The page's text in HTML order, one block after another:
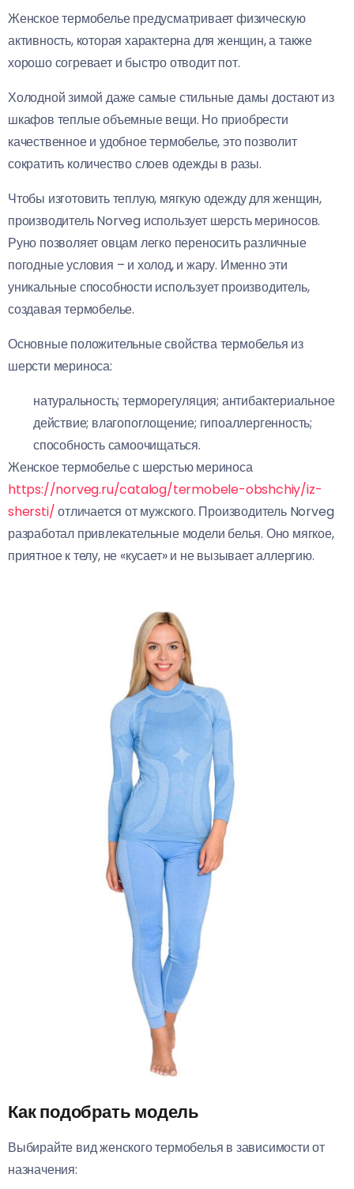
Женское термобелье предусматривает физическую
активность, которая характерна для женщин, а также
хорошо согревает и быстро отводит пот.
Холодной зимой даже самые стильные дамы достают из
шкафов теплые объемные вещи. Но приобрести
качественное и удобное термобелье, это позволит
сократить количество слоев одежды в разы.
Чтобы изготовить теплую, мягкую одежду для женщин,
производитель Norveg использует шерсть мериносов.
Руно позволяет овцам легко переносить различные
погодные условия – и холод, и жару. Именно эти
уникальные способности использует производитель,
создавая термобелье.
Основные положительные свойства термобелья из
шерсти мериноса:
натуральность; терморегуляция; антибактериальное
действие; влагопоглощение; гипоаллергенность;
способность самоочищаться.
Женское термобелье с шерстью мериноса
https://norveg.ru/catalog/termobele-obshchiy/iz-
shersti/отличается от мужского. Производитель Norveg
разработал привлекательные модели белья. Оно мягкое,
приятное к телу, не «кусает» и не вызывает аллергию.
Как подобрать модель
Выбирайте вид женского термобелья в зависимости от
назначения: